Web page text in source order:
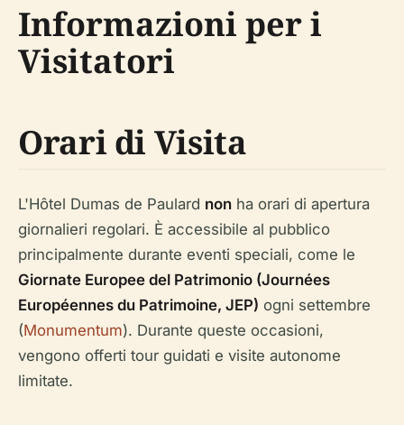
Informazioni per i
Visitatori
Orari di Visita
L'Hôtel Dumas de Paulard non ha orari di apertura
giornalieri regolari. È accessibile al pubblico
principalmente durante eventi speciali, come le
Giornate Europee del Patrimonio (Journées
Européennes du Patrimoine, JEP) ogni settembre
(Monumentum). Durante queste occasioni,
vengono offerti tour guidati e visite autonome
limitate.